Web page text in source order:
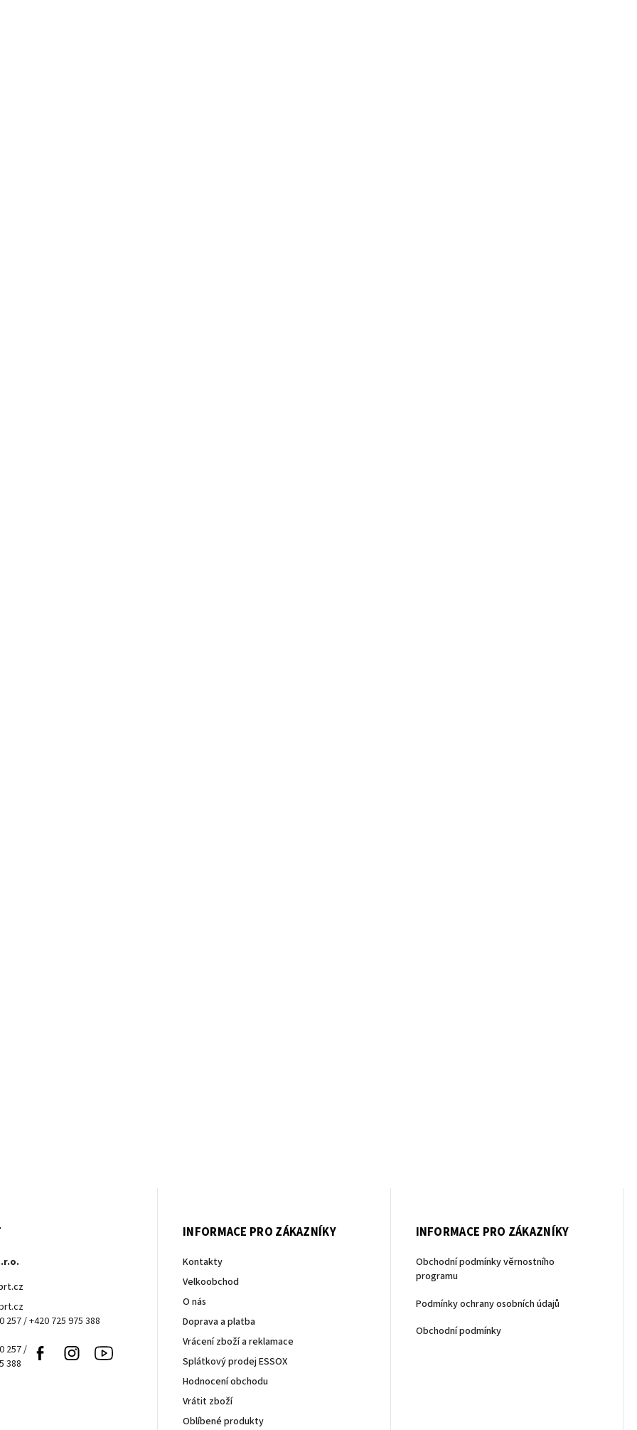
257 / +420 725 975 388
257 /
388
Facebook Instagram
INFORMACE PRO ZÁKAZNÍKY
Kontakty
Velkoobchod
O nás
Doprava a platba
Vrácení zboží a reklamace
Splátkový prodej ESSOX
Hodnocení obchodu
Vrátit zboží
Oblíbené produkty
INFORMACE PRO ZÁKAZNÍKY
Obchodní podmínky věrnostního
programu
Podmínky ochrany osobních údajů
Obchodní podmínky